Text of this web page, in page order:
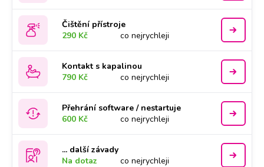
Čištění přístroje
290 Kč
co nejrychleji
Kontakt s kapalinou
790 Kč
co nejrychleji
Přehrání software / nestartuje
600 Kč
co nejrychleji
... další závady
Na dotaz
co nejrychleji